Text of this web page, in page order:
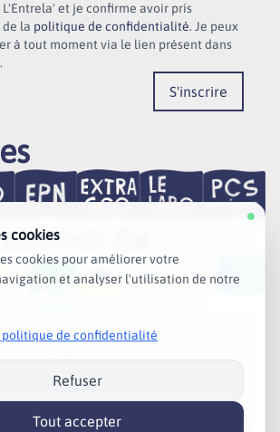
et je confirme avoir pris
la politique de confidentialité. Je peux
à tout moment via le lien présent dans
S'inscrire
de
DE VENTE
cookies
cookies pour améliorer votre
et analyser l'utilisation de notre
politique de confidentialité
Refuser
Tout accepter